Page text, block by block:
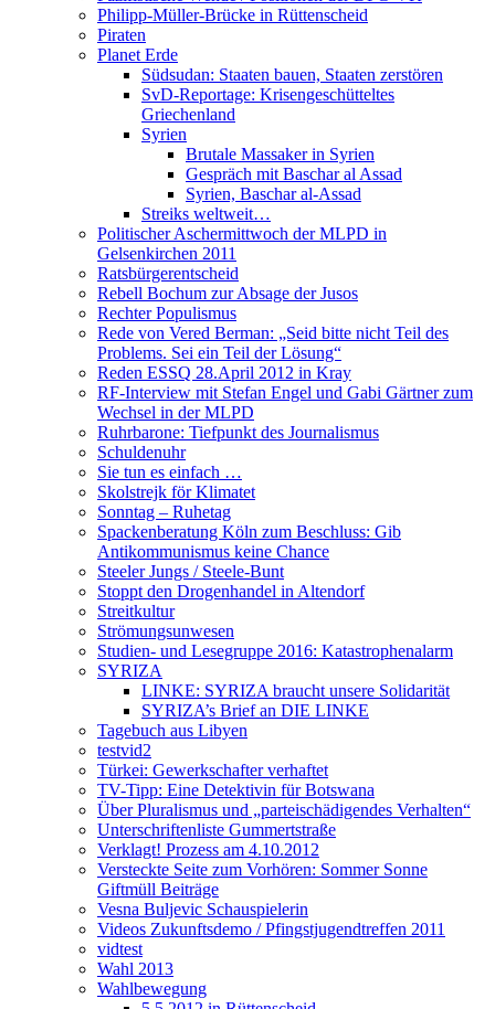
Philipp-Müller-Brücke in Rüttenscheid
Piraten
Planet Erde
Südsudan: Staaten bauen, Staaten zerstören
SvD-Reportage: Krisengeschütteltes
Griechenland
Syrien
Brutale Massaker in Syrien
Gespräch mit Baschar al Assad
Syrien, Baschar al-Assad
Streiks weltweit…
Politischer Aschermittwoch der MLPD in
Gelsenkirchen 2011
Ratsbürgerentscheid
Rebell Bochum zur Absage der Jusos
Rechter Populismus
Rede von Vered Berman: „Seid bitte nicht Teil des
Problems. Sei ein Teil der Lösung“
Reden ESSQ 28.April 2012 in Kray
RF-Interview mit Stefan Engel und Gabi Gärtner zum
Wechsel in der MLPD
Ruhrbarone: Tiefpunkt des Journalismus
Schuldenuhr
Sie tun es einfach …
Skolstrejk för Klimatet
Sonntag – Ruhetag
Spackenberatung Köln zum Beschluss: Gib
Antikommunismus keine Chance
Steeler Jungs / Steele-Bunt
Stoppt den Drogenhandel in Altendorf
Streitkultur
Strömungsunwesen
Studien- und Lesegruppe 2016: Katastrophenalarm
SYRIZA
LINKE: SYRIZA braucht unsere Solidarität
SYRIZA’s Brief an DIE LINKE
Tagebuch aus Libyen
testvid2
Türkei: Gewerkschafter verhaftet
TV-Tipp: Eine Detektivin für Botswana
Über Pluralismus und „parteischädigendes Verhalten“
Unterschriftenliste Gummertstraße
Verklagt! Prozess am 4.10.2012
Versteckte Seite zum Vorhören: Sommer Sonne
Giftmüll Beiträge
Vesna Buljevic Schauspielerin
Videos Zukunftsdemo / Pfingstjugendtreffen 2011
vidtest
Wahl 2013
Wahlbewegung